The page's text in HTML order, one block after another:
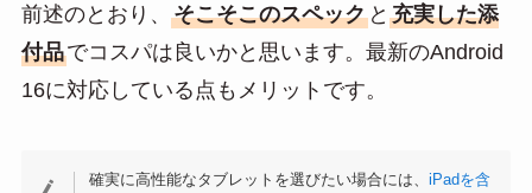
前述のとおり、 そこそこのスペックと 充実した添
付品でコスパは良いかと思います。最新のAndroid
16に対応している点もメリットです。
確実に高性能なタブレットを選びたい場合には、iPadを含